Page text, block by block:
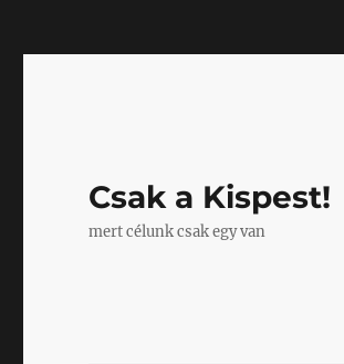
Csak a Kispest!
mert célunk csak egy van